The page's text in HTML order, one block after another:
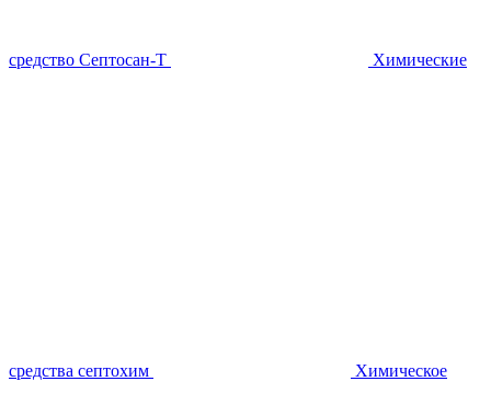
средство Септосан-Т Химические
средства септохим Химическое